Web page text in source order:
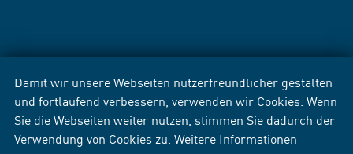
Damit wir unsere Webseiten nutzerfreundlicher gestalten
und fortlaufend verbessern, verwenden wir Cookies. Wenn
Sie die Webseiten weiter nutzen, stimmen Sie dadurch der
Verwendung von Cookies zu. Weitere Informationen